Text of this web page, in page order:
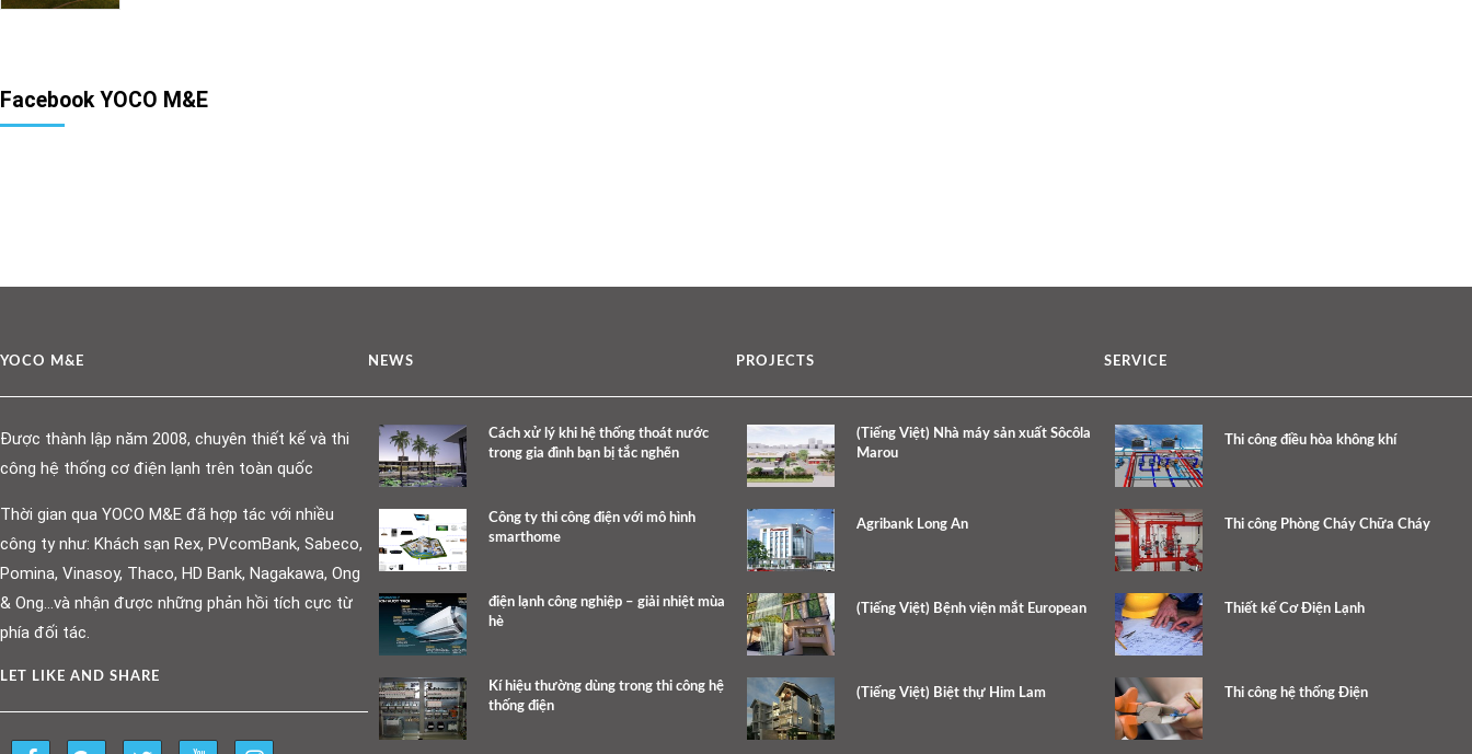
Facebook YOCO M&E
YOCO M&E
Được thành lập năm 2008, chuyên thiết kế và thi
công hệ thống cơ điện lạnh trên toàn quốc
Thời gian qua YOCO M&E đã hợp tác với nhiều
công ty như: Khách sạn Rex, PVcomBank, Sabeco,
Pomina, Vinasoy, Thaco, HD Bank, Nagakawa, Ong
& Ong…và nhận được những phản hồi tích cực từ
phía đối tác.
LET LIKE AND SHARE
NEWS
Cách xử lý khi hệ thống thoát nước
trong gia đình bạn bị tắc nghẽn
Công ty thi công điện với mô hình
smarthome
điện lạnh công nghiệp – giải nhiệt mùa
hè
Kí hiệu thường dùng trong thi công hệ
thống điện
PROJECTS
(Tiếng Việt) Nhà máy sản xuất Sôcôla
Marou
Agribank Long An
(Tiếng Việt) Bệnh viện mắt European
(Tiếng Việt) Biệt thự Him Lam
SERVICE
Thi công điều hòa không khí
Thi công Phòng Cháy Chữa Cháy
Thiết kế Cơ Điện Lạnh
Thi công hệ thống Điện